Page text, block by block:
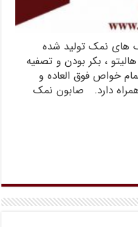
های نمک تولید شده
، بکر بودن و تصفیه
خواص فوق العاده و
دارد. صابون نمک